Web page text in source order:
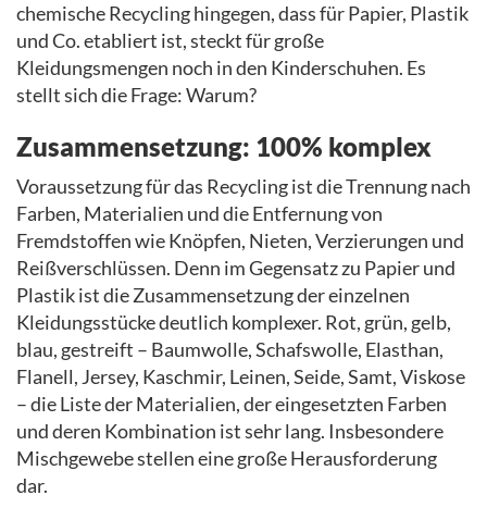
chemische Recycling hingegen, dass für Papier, Plastik
und Co. etabliert ist, steckt für große
Kleidungsmengen noch in den Kinderschuhen. Es
stellt sich die Frage: Warum?
Zusammensetzung: 100% komplex
Voraussetzung für das Recycling ist die Trennung nach
Farben, Materialien und die Entfernung von
Fremdstoffen wie Knöpfen, Nieten, Verzierungen und
Reißverschlüssen. Denn im Gegensatz zu Papier und
Plastik ist die Zusammensetzung der einzelnen
Kleidungsstücke deutlich komplexer. Rot, grün, gelb,
blau, gestreift – Baumwolle, Schafswolle, Elasthan,
Flanell, Jersey, Kaschmir, Leinen, Seide, Samt, Viskose
– die Liste der Materialien, der eingesetzten Farben
und deren Kombination ist sehr lang. Insbesondere
Mischgewebe stellen eine große Herausforderung
dar.